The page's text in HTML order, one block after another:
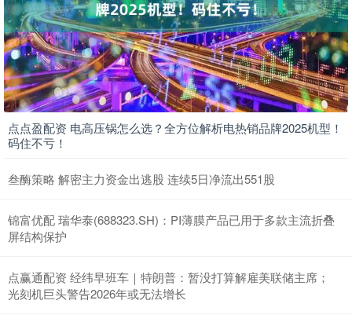
点点盈配资 电高压锅怎么选？全方位解析电热销品牌2025机型！
码住不亏！
叁酶策略 解密主力资金出逃股 连续5日净流出551股
锦富优配 瑞华泰(688323.SH)：PI薄膜产品已用于多款主流折叠
屏结构保护
点赢通配资 经纬早班车｜特朗普：暂没打算解雇美联储主席；
光刻机巨头警告2026年或无法增长